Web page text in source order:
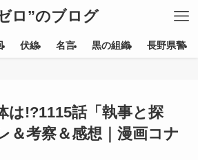
ロ”のブログ
伏線 名言 黒の組織 長野県警
は!?1115話「執事と探
＆考察＆感想｜漫画コナ